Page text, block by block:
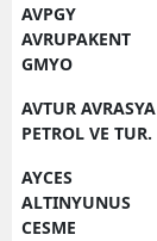
AVPGY
AVRUPAKENT
GMYO
AVTUR AVRASYA
PETROL VE TUR.
AYCES
ALTINYUNUS
CESME